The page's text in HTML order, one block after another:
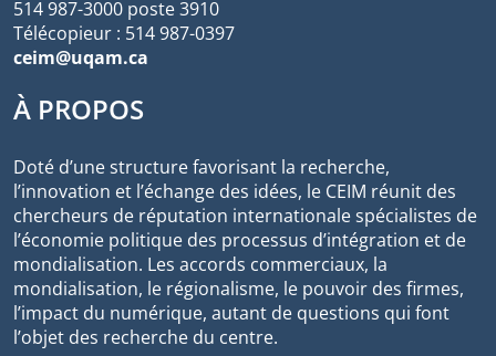
514 987-3000 poste 3910
Télécopieur : 514 987-0397
ceim@uqam.ca
À PROPOS
Doté d’une structure favorisant la recherche,
l’innovation et l’échange des idées, le CEIM réunit des
chercheurs de réputation internationale spécialistes de
l’économie politique des processus d’intégration et de
mondialisation. Les accords commerciaux, la
mondialisation, le régionalisme, le pouvoir des firmes,
l’impact du numérique, autant de questions qui font
l’objet des recherche du centre.